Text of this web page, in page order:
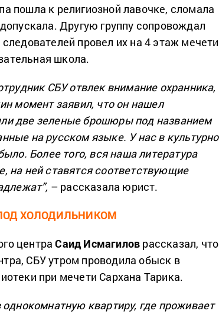
пошла к религиозной лавочке, сломала
Другую группу сопровождал
провел их на 4 этаж
школа.
СБУ отвлек внимание охранника,
момент заявил, что он нашел
две зеленые брошюры под названием
на русском языке. У нас в
Более того, вся наша литература
на ней ставятся соответствующие
– рассказала юрист.
ХОЛОДИЛЬНИКОМ
центраСаид Исмагилов рассказал, что
СБУ утром проводила обыск в
при мечети Сархана Тарика.
квартиру, где проживает